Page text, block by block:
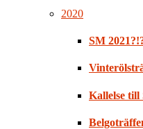
2020
SM
Kallelse till